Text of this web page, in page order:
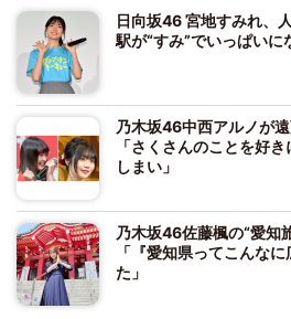
日向坂46 宮地すみれ、
駅が“すみ”でいっぱいに
乃木坂46中西アルノが
「さくさんのことを好
しまい」
乃木坂46佐藤楓の“愛知
「『愛知県ってこんな
た」